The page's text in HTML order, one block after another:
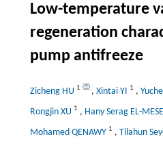
Low-temperature
regeneration
pump antifreeze
Zicheng HU 1 , Xintai YI 1 ,
Rongjin XU 1 , Hany Serag EL-
Mohamed QENAWY 1 , Tilahun